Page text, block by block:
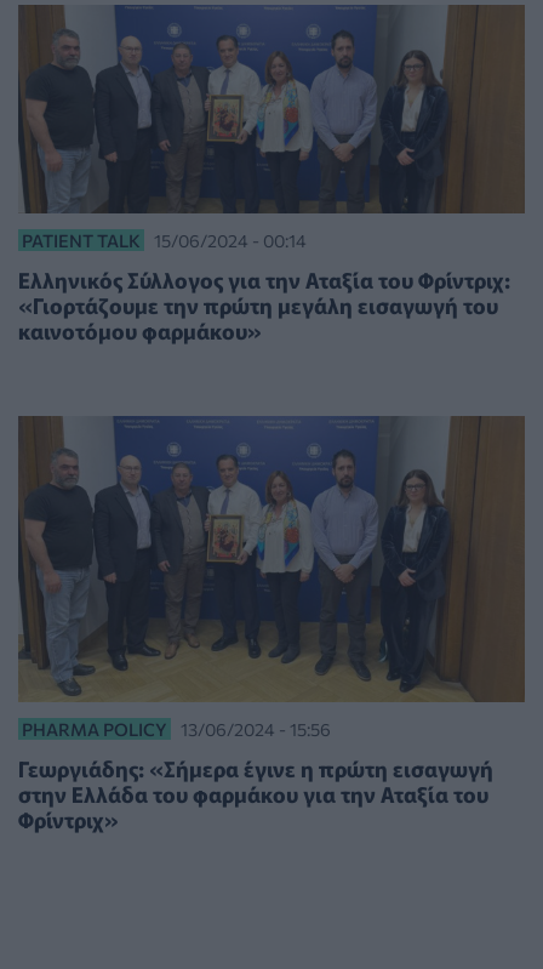
PATIENT TALK 15/06/2024 - 00:14
Ελληνικός Σύλλογος για την Αταξία του Φρίντριχ:
«Γιορτάζουμε την πρώτη μεγάλη εισαγωγή του
καινοτόμου φαρμάκου»
PHARMA POLICY 13/06/2024 - 15:56
Γεωργιάδης: «Σήμερα έγινε η πρώτη εισαγωγή
στην Ελλάδα του φαρμάκου για την Αταξία του
Φρίντριχ»